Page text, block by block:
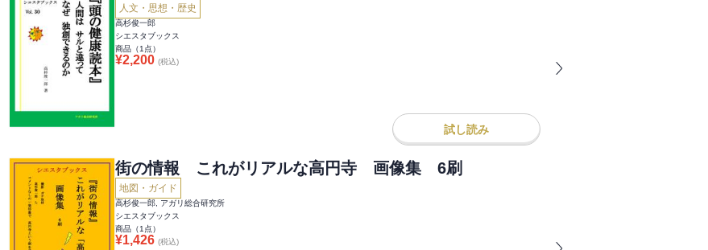
人文・思想・歴史
高杉俊一郎
シエスタブックス
商品（1 点）
¥2,200 (税込)
試し読み
街の情報 これがリアルな高円寺 画像集 6刷
地図・ガイド
高杉俊一郎, アガリ総合研究所
シエスタブックス
商品（1 点）
¥1,426 (税込)